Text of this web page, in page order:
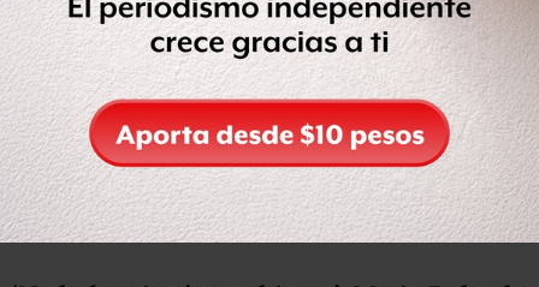
“Invitas a alguien, le das tu palabra y luego lo cambias por
un manotazo del presidente”, dijo al referirse a los
sectores inconformes.
El coordinador del PRI, René Juárez, añadió que no se
pueden discutir las reservas en el pleno, como busca
Morena, pues éstas no se acordaron en la Comisión,
porque la oposición la dejó sin quórum al levantarse de la
mesa.